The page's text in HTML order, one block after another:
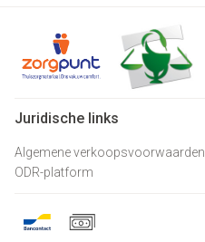
Juridische links
Algemene verkoopsvoorwaarden
ODR-platform